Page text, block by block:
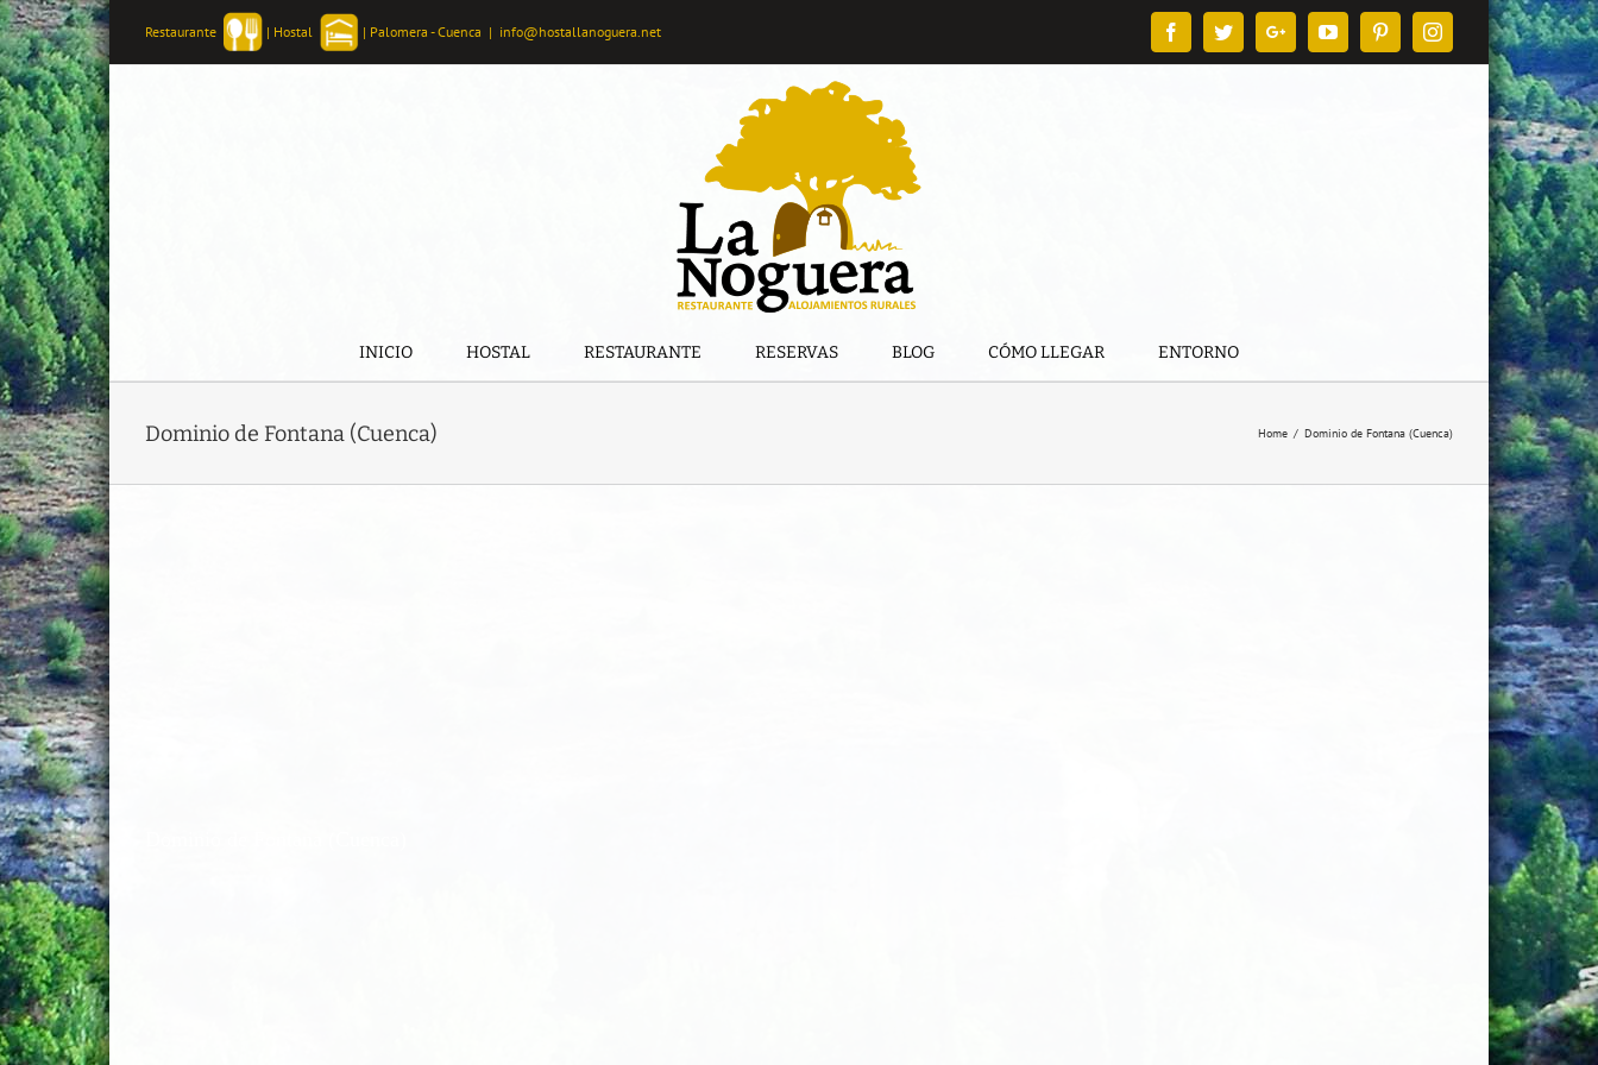
Skip
to
content
Restaurante | Hostal | Palomera - Cuenca | info@hostallanoguera.net FacebookTwitterGoogle+YouTubePinterestInstagram
INICIO HOSTAL RESTAURANTE RESERVAS BLOG CÓMO LLEGAR ENTORNO
Dominio de Fontana (Cuenca) Home / Dominio de Fontana (Cuenca)